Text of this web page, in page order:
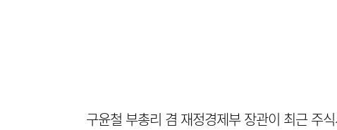
구윤철 부총리 겸 재정경제부 장관이 최근 주